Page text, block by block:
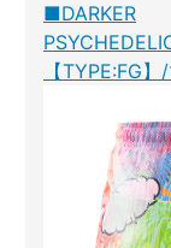
■DARKER
【TYPE:FG